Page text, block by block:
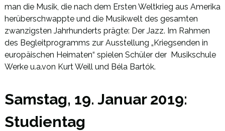
man die Musik, die nach dem Ersten Weltkrieg aus Amerika
herüberschwappte und die Musikwelt des gesamten
zwanzigsten Jahrhunderts prägte: Der Jazz. Im Rahmen
des Begleitprogramms zur Ausstellung „Kriegsenden in
europäischen Heimaten“ spielen Schüler der Musikschule
Werke u.a.von Kurt Weill und Béla Bartók.
Samstag, 19. Januar 2019:
Studientag